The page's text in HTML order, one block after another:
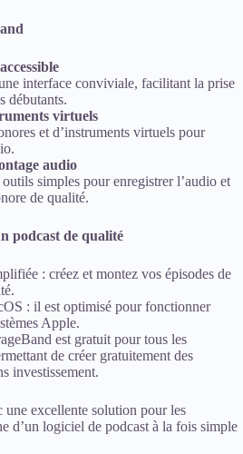
interface conviviale, facilitant la prise
débutants.
virtuels
et d’instruments virtuels pour
audio
simples pour enregistrer l’audio et
de qualité.
podcast de qualité
: créez et montez vos épisodes de
: il est optimisé pour fonctionner
Apple.
est gratuit pour tous les
de créer gratuitement des
investissement.
une excellente solution pour les
d’un logiciel de podcast à la fois simple